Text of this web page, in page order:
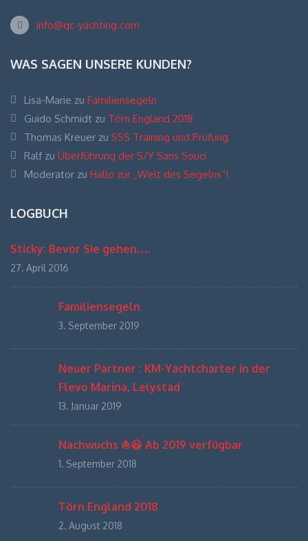
info@qc-yachting.com
WAS SAGEN UNSERE KUNDEN?
Lisa-Marie zu Familiensegeln
Guido Schmidt zu Törn England 2018
Thomas Kreuer zu SSS Training und Prüfung
Ralfzu Überführung der S/Y Sans Souci
Moderator zu Hallo zur „Welt des Segelns“!
LOGBUCH
Sticky: Bevor Sie gehen….
27. April 2016
Familiensegeln
3. September 2019
Neuer Partner : KM-Yachtcharter in der
Flevo Marina, Lelystad
13. Januar 2019
Nachwuchs ⛵️😃 Ab 2019 verfügbar
1. September 2018
Törn England 2018
2. August 2018